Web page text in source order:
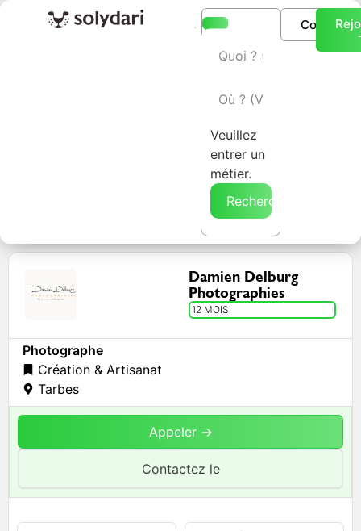
Veuillez
entrer un
métier.
Rechercher →
Damien Delburg
Photographies
12 MOIS
Photographe
Création & Artisanat
Tarbes
Appeler →
Contactez le